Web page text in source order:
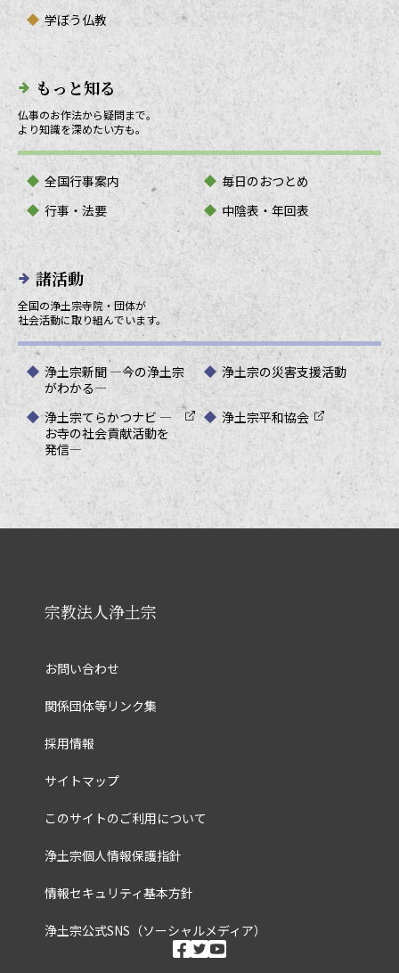
学ぼう仏教
もっと知る
仏事のお作法から疑問まで。
より知識を深めたい方も。
全国行事案内
毎日のおつとめ
行事・法要
中陰表・年回表
諸活動
全国の浄土宗寺院・団体が
社会活動に取り組んでいます。
浄土宗新聞 ―今の浄土宗
がわかる―
浄土宗の災害支援活動
浄土宗てらかつナビ ―
お寺の社会貢献活動を
発信―
浄土宗平和協会
宗教法人浄土宗
お問い合わせ
関係団体等リンク集
採用情報
サイトマップ
このサイトのご利用について
浄土宗個人情報保護指針
情報セキュリティ基本方針
浄土宗公式SNS（ソーシャルメディア）
ソーシャルメディ
facebook
twitter